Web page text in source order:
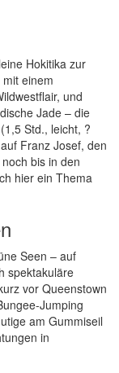
Hokitika zur
einem
und
Jade – die
Std., leicht, ?
Franz Josef, den
bis in den
hier ein Thema
Seen – auf
spektakuläre
vor Queenstown
Jumping
am Gummiseil
in